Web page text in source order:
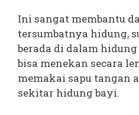
Ini sangat membantu
tersumbatnya hidung,
berada di dalam
bisa menekan secara
memakai sapu tangan
sekitar hidung bayi.